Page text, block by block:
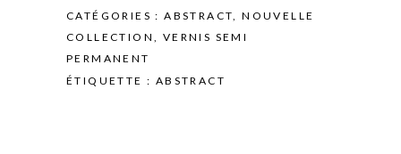
IN
THE
WIND
-
10ML
CATÉGORIES :ABSTRACT,NOUVELLE
COLLECTION, VERNIS SEMI
PERMANENT
ÉTIQUETTE : ABSTRACT